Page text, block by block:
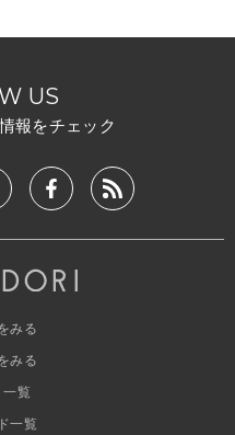
US
報をチェック
みる
みる
一覧
一覧